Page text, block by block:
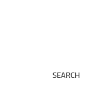
SEARCH